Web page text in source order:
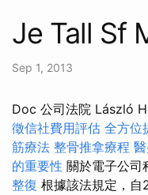
Je Tall Sf
Sep 1, 2013
Doc 公司法院 László
徵信社費用評估 全方位
筋療法 整骨推拿療程
的重要性 關於電子公司
整復 根據該法規定，自